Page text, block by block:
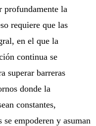
la
requiere que las
en el que la
continua se
superar barreras
donde la
constantes,
empoderen y asuman